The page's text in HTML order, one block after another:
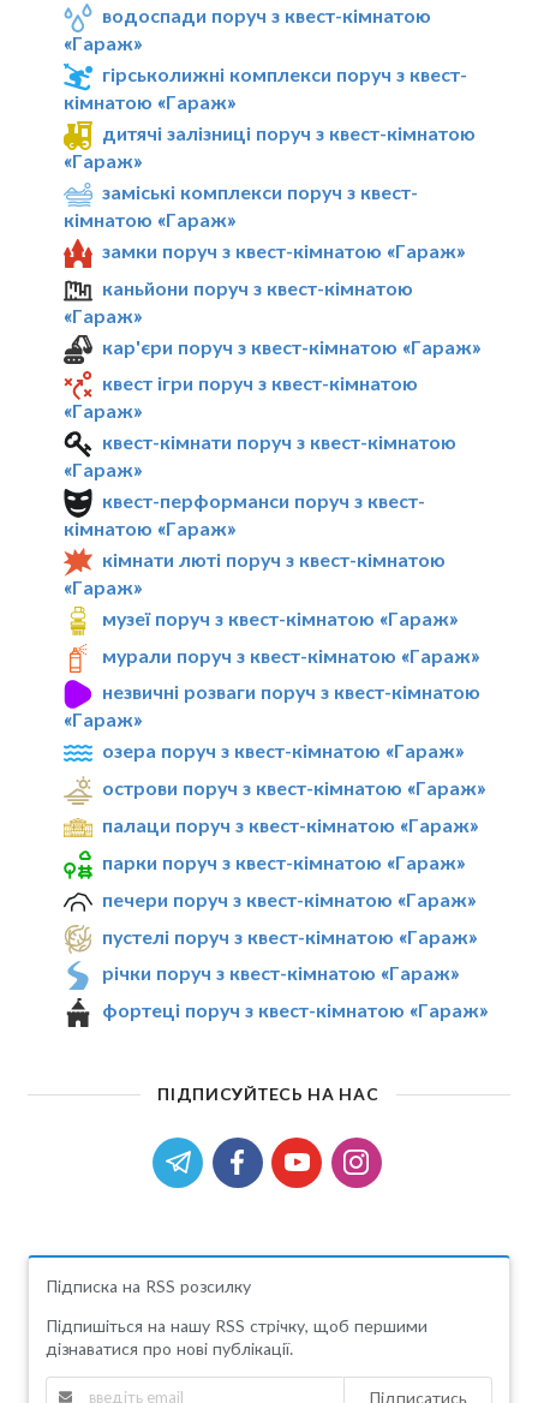
водоспади поруч з квест-кімнатою
«Гараж»
гірськолижні комплекси поруч з квест-
кімнатою «Гараж»
дитячі залізниці поруч з квест-кімнатою
«Гараж»
заміські комплекси поруч з квест-
кімнатою «Гараж»
замки поруч з квест-кімнатою «Гараж»
каньйони поруч з квест-кімнатою
«Гараж»
кар'єри поруч з квест-кімнатою «Гараж»
квест ігри поруч з квест-кімнатою
«Гараж»
квест-кімнати поруч з квест-кімнатою
«Гараж»
квест-перформанси поруч з квест-
кімнатою «Гараж»
кімнати люті поруч з квест-кімнатою
«Гараж»
музеї поруч з квест-кімнатою «Гараж»
мурали поруч з квест-кімнатою «Гараж»
незвичні розваги поруч з квест-кімнатою
«Гараж»
озера поруч з квест-кімнатою «Гараж»
острови поруч з квест-кімнатою «Гараж»
палаци поруч з квест-кімнатою «Гараж»
парки поруч з квест-кімнатою «Гараж»
печери поруч з квест-кімнатою «Гараж»
пустелі поруч з квест-кімнатою «Гараж»
річки поруч з квест-кімнатою «Гараж»
фортеці поруч з квест-кімнатою «Гараж»
ПІДПИСУЙТЕСЬ НА НАС
Підписка на RSS розсилку
Підпишіться на нашу RSS стрічку, щоб першими
дізнаватися про нові публікації.
Підписатись